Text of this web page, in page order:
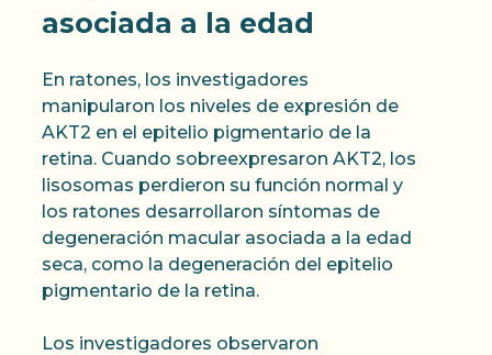
asociada a la edad
En ratones, los investigadores
manipularon los niveles de expresión de
AKT2 en el epitelio pigmentario de la
retina. Cuando sobreexpresaron AKT2, los
lisosomas perdieron su función normal y
los ratones desarrollaron síntomas de
degeneración macular asociada a la edad
seca, como la degeneración del epitelio
pigmentario de la retina.
Los investigadores observaron